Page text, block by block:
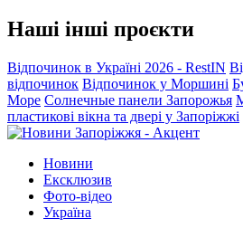
Наші інші проєкти
Відпочинок в Україні 2026 - RestIN
відпочинок Відпочинок у Моршині
Море Солнечные панели Запорожья
пластикові вікна та двері у Запоріжжі
Новини
Ексклюзив
Фото-відео
Україна